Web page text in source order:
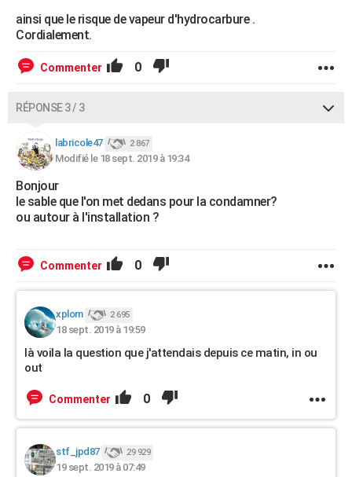
ainsi que le risque de vapeur d'hydrocarbure .
Cordialement.
Commenter 0
RÉPONSE 3 / 3
labricole47 2 867
Modifié le 18 sept. 2019 à 19:34
Bonjour
le sable que l'on met dedans pour la condamner?
ou autour à l'installation ?
Commenter 0
xplom 2 695
18 sept. 2019 à 19:59
là voila la question que j'attendais depuis ce matin, in ou
out
Commenter 0
stf_jpd87 29 929
19 sept. 2019 à 07:49